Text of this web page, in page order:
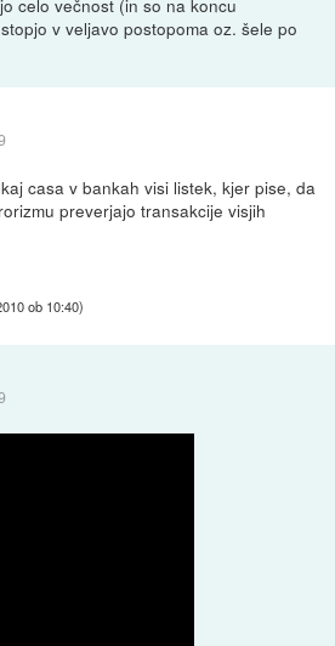
celo večnost (in so na koncu
v veljavo postopoma oz. šele po
casa v bankah visi listek, kjer pise, da
preverjajo transakcije visjih
ob 10:40)